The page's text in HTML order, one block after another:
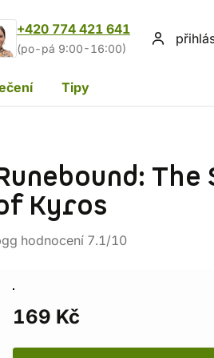
+420 774 421 641
(po-pá 9:00-16:00)
Tipy
Kyros
hodnocení 7.1/10
169 Kč